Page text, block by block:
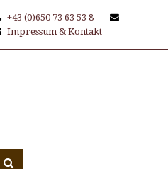
+43 (0)650 73 63 53 8
Impressum & Kontakt
suche